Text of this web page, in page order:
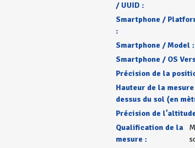
/ UUID :
Smartphone /
:
Smartphone / Model :
Smartphone / OS
Précision de la
Hauteur de la
dessus du sol (en
Précision de
Qualification de la
mesure :